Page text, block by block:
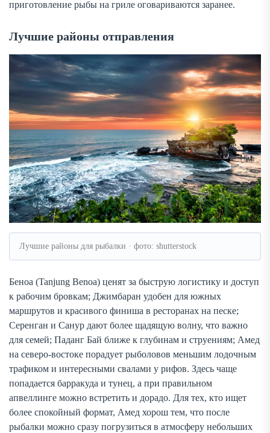
приготовление рыбы на гриле оговариваются заранее.
Лучшие районы отправления
Лучшие районы для рыбалки · фото: shutterstock
Беноа (Tanjung Benoa) ценят за быструю логистику и доступ
к рабочим бровкам; Джимбаран удобен для южных
маршрутов и красивого финиша в ресторанах на песке;
Серенган и Санур дают более щадящую волну, что важно
для семей; Паданг Бай ближе к глубинам и струениям; Амед
на северо-востоке порадует рыболовов меньшим лодочным
трафиком и интересными свалами у рифов. Здесь чаще
попадается барракуда и тунец, а при правильном
апвеллинге можно встретить и дорадо. Для тех, кто ищет
более спокойный формат, Амед хорош тем, что после
рыбалки можно сразу погрузиться в атмосферу небольших